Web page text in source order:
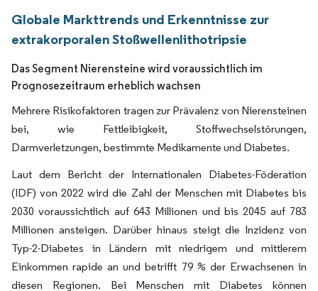
Globale Markttrends und Erkenntnisse zur
extrakorporalen Stoßwellenlithotripsie
Das Segment Nierensteine wird voraussichtlich im
Prognosezeitraum erheblich wachsen
Mehrere Risikofaktoren tragen zur Prävalenz von Nierensteinen
bei, wie Fettleibigkeit, Stoffwechselstörungen,
Darmverletzungen, bestimmte Medikamente und Diabetes.
Laut dem Bericht der Internationalen Diabetes-Föderation
(IDF) von 2022 wird die Zahl der Menschen mit Diabetes bis
2030 voraussichtlich auf 643 Millionen und bis 2045 auf 783
Millionen ansteigen. Darüber hinaus steigt die Inzidenz von
Typ-2-Diabetes in Ländern mit niedrigem und mittlerem
Einkommen rapide an und betrifft 79 % der Erwachsenen in
diesen Regionen. Bei Menschen mit Diabetes können